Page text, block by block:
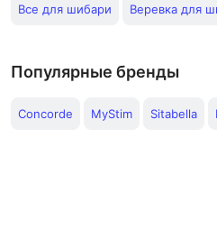
Все для шибари Веревка для
Популярные бренды
Concorde MyStim Sitabella